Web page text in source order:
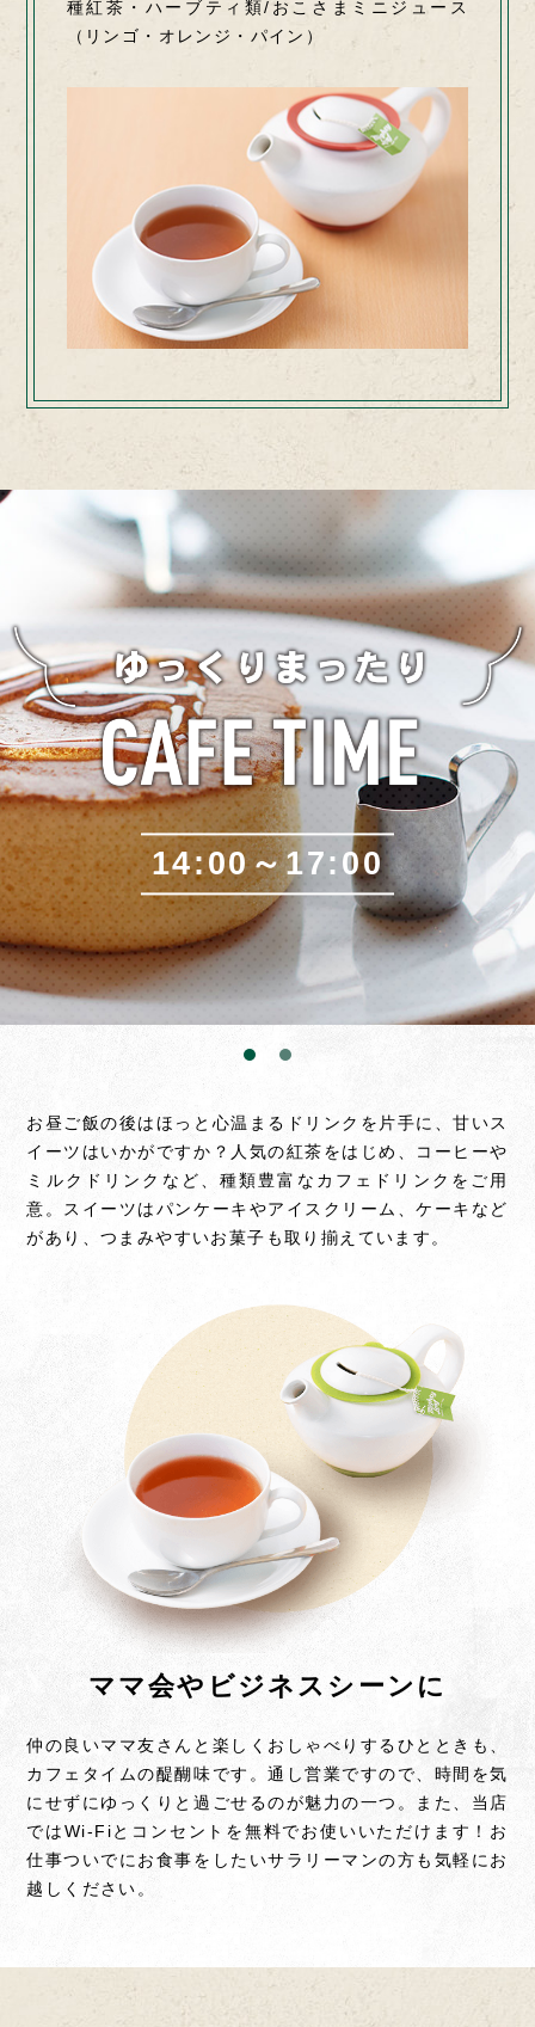
種紅茶・ハーブティ類/おこさまミニジュース
（リンゴ・オレンジ・パイン）
14:00～17:00
お昼ご飯の後はほっと心温まるドリンクを片手に、甘いス
イーツはいかがですか？ 人気の紅茶をはじめ、コーヒーや
ミルクドリンクなど、種類豊富なカフェドリンクをご用
意。 スイーツはパンケーキやアイスクリーム、ケーキなど
があり、 つまみやすいお菓子も取り揃えています。
ママ会やビジネスシーンに
仲の良いママ友さんと楽しくおしゃべりするひとときも、
カフェタイムの醍醐味です。通し営業ですので、時間を気
にせずにゆっくりと過ごせるのが魅力の一つ。また、当店
ではWi-Fiとコンセントを無料でお使いいただけます！お
仕事ついでにお食事をしたいサラリーマンの方も気軽にお
越しください。